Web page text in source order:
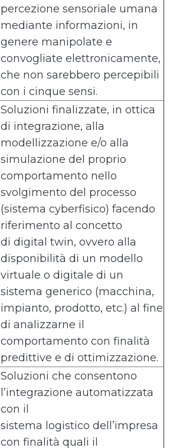
percezione sensoriale umana
mediante informazioni, in
genere manipolate e
convogliate elettronicamente,
che non sarebbero percepibili
con i cinque sensi.
Soluzioni finalizzate, in ottica
di integrazione, alla
modellizzazione e/o alla
simulazione del proprio
comportamento nello
svolgimento del processo
(sistema cyberfisico) facendo
riferimento al concetto
di digital twin, ovvero alla
disponibilità di un modello
virtuale o digitale di un
sistema generico (macchina,
impianto, prodotto, etc.) al fine
di analizzarne il
comportamento con finalità
predittive e di ottimizzazione.
Soluzioni che consentono
l’integrazione automatizzata
con il
sistema logistico dell’impresa
con finalità quali il